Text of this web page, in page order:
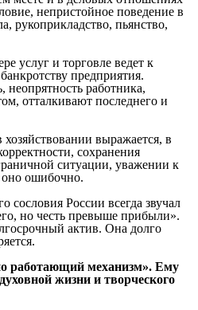
непристойное поведение в
рукоприкладство, пьянство,
услуг и торговле ведет к
предприятия.
неопрятность работника,
отталкивают последнего и
выражается, в
сохранения
ситуации, уважении к
ошибочно.
сословия России всегда звучал
но честь превыше прибыли».
актив. Она долго
работающий механизм». Ему
жизни и творческого